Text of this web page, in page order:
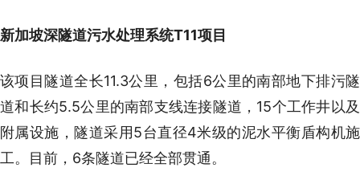
新加坡深隧道污水处理系统T11项目
该项目隧道全长11.3公里，包括6公里的南部地下排污隧
道和长约5.5公里的南部支线连接隧道，15个工作井以及
附属设施，隧道采用5台直径4米级的泥水平衡盾构机施
工。目前，6条隧道已经全部贯通。